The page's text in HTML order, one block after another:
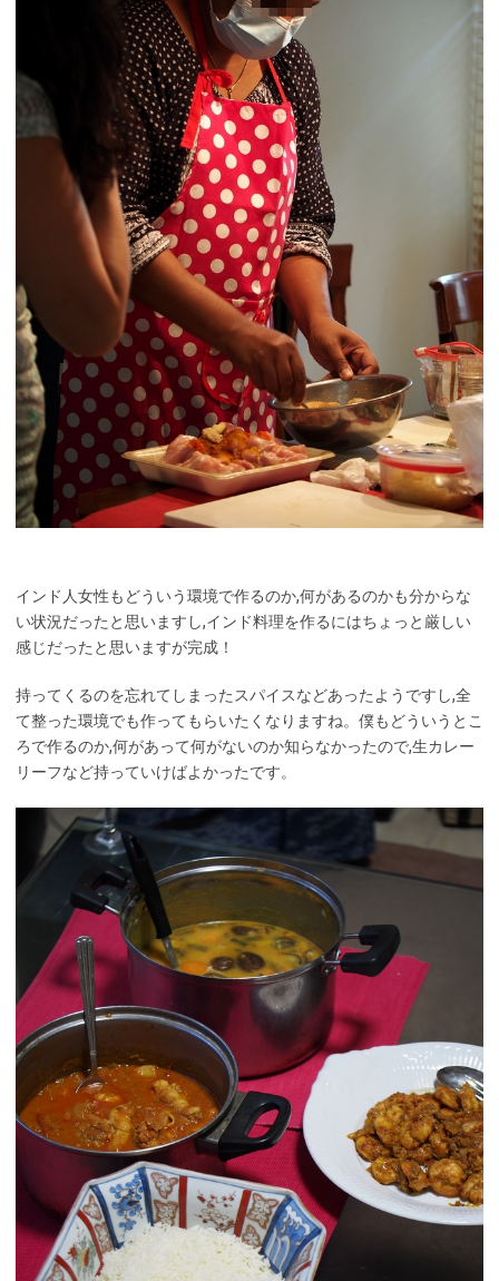
インド人女性もどういう環境で作るのか,何があるのかも分からな
い状況だったと思いますし,インド料理を作るにはちょっと厳しい
感じだったと思いますが完成！
持ってくるのを忘れてしまったスパイスなどあったようですし,全
て整った環境でも作ってもらいたくなりますね。僕もどういうとこ
ろで作るのか,何があって何がないのか知らなかったので,生カレー
リーフなど持っていけばよかったです。